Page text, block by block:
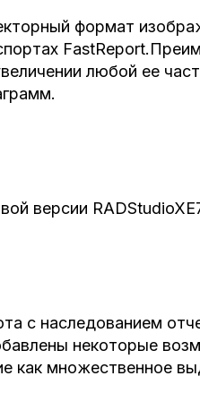
формат
любой ее
версии
с наследованием
некоторые
как множественное